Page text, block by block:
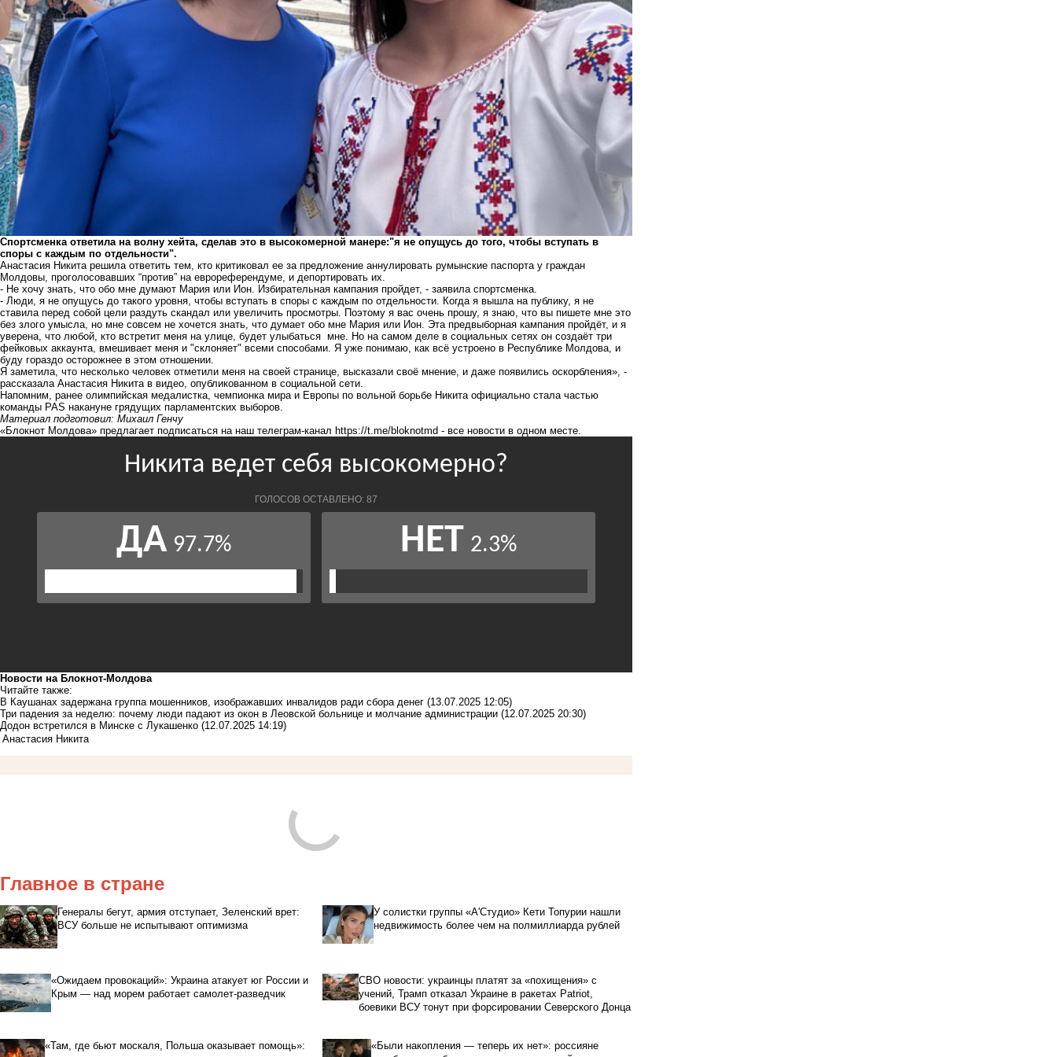
Спортсменка ответила на волну хейта, сделав это в высокомерной манере:"я не опущусь до того, чтобы вступать в
споры с каждым по отдельности".
Анастасия Никита решила ответить тем, кто критиковал ее за предложение аннулировать румынские паспорта у граждан
Молдовы, проголосовавших “против” на еврореферендуме, и депортировать их.
- Не хочу знать, что обо мне думают Мария или Ион. Избирательная кампания пройдет, - заявила спортсменка.
- Люди, я не опущусь до такого уровня, чтобы вступать в споры с каждым по отдельности. Когда я вышла на публику, я не
ставила перед собой цели раздуть скандал или увеличить просмотры. Поэтому я вас очень прошу, я знаю, что вы пишете мне это
без злого умысла, но мне совсем не хочется знать, что думает обо мне Мария или Ион. Эта предвыборная кампания пройдёт, и я
уверена, что любой, кто встретит меня на улице, будет улыбаться мне. Но на самом деле в социальных сетях он создаёт три
фейковых аккаунта, вмешивает меня и "склоняет" всеми способами. Я уже понимаю, как всё устроено в Республике Молдова, и
буду гораздо осторожнее в этом отношении.
Я заметила, что несколько человек отметили меня на своей странице, высказали своё мнение, и даже появились оскорбления», -
рассказала Анастасия Никита в видео, опубликованном в социальной сети.
Напомним, ранее олимпийская медалистка, чемпионка мира и Европы по вольной борьбе Никита официально стала частью
команды PAS накануне грядущих парламентских выборов.
Материал подготовил: Михаил Генчу
«Блокнот Молдова» предлагает подписаться на наш телеграм-канал https://t.me/bloknotmd - все новости в одном месте.
Новости на Блoкнoт-Молдова
Читайте также:
В Каушанах задержана группа мошенников, изображавших инвалидов ради сбора денег (13.07.2025 12:05)
Три падения за неделю: почему люди падают из окон в Леовской больнице и молчание администрации (12.07.2025 20:30)
Додон встретился в Минске с Лукашенко (12.07.2025 14:19)
Анастасия Никита
Главное в стране
Генералы бегут, армия отступает, Зеленский врет:
ВСУ больше не испытывают оптимизма
У солистки группы «А'Студио» Кети Топурии нашли
недвижимость более чем на полмиллиарда рублей
«Ожидаем провокаций»: Украина атакует юг России и
Крым — над морем работает самолет-разведчик
СВО новости: украинцы платят за «похищения» с
учений, Трамп отказал Украине в ракетах Patriot,
боевики ВСУ тонут при форсировании Северского Донца
«Там, где бьют москаля, Польша оказывает помощь»:
«Были накопления — теперь их нет»: россияне